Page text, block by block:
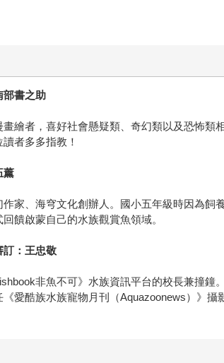
部書之助
畫繪者，喜好社會懸疑類、奇幻類以及恐怖
者多多指教！
薰
作家、海穹文化創辦人。國小五年級時因為飼
饋啟蒙自己的水族觀賞魚領域。
訂：王忠敬
非魚不可》水族資訊平台的校長兼撞鐘
《愛酷族水族寵物月刊（Aquazoonews）》攝